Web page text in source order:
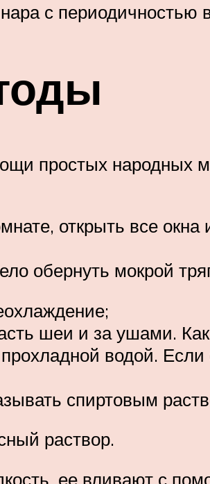
с периодичностью
простых
открыть все
обернуть мокрой
шеи и за ушами. Как
водой.
спиртовым
раствор.
ее вливают с